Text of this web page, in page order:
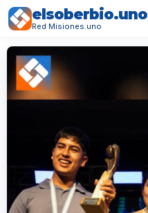
elsoberbio.uno
Red Misiones.uno